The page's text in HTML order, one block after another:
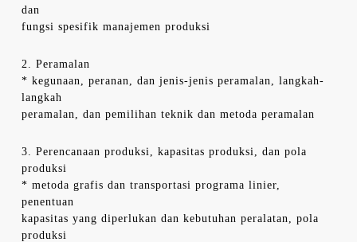
dan
fungsi spesifik manajemen produksi
2. Peramalan
* kegunaan, peranan, dan jenis-jenis peramalan, langkah-
langkah
peramalan, dan pemilihan teknik dan metoda peramalan
3. Perencanaan produksi, kapasitas produksi, dan pola
produksi
* metoda grafis dan transportasi programa linier,
penentuan
kapasitas yang diperlukan dan kebutuhan peralatan, pola
produksi